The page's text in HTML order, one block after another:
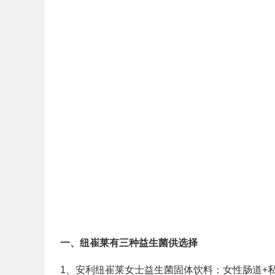
一、纽崔莱有三种益生菌供选择
1、安利纽崔莱女士益生菌固体饮料：女性肠道+